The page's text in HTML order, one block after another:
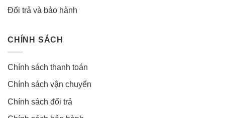
Đổi trả và bảo hành
CHÍNH SÁCH
Chính sách thanh toán
Chính sách vận chuyển
Chính sách đổi trả